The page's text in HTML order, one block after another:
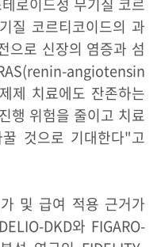
로이드성 무기질 코르
질 코르티코이드의 과
으로 신장의 염증과 섬
angiotensin
제 치료에도 잔존하는
행 위험을 줄이고 치료
것으로 기대한다"고
및 급여 적용 근거가
DKD와 FIGARO-